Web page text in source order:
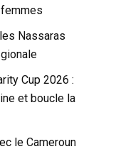
Nassaras
Cup 2026 :
et boucle la
le Cameroun